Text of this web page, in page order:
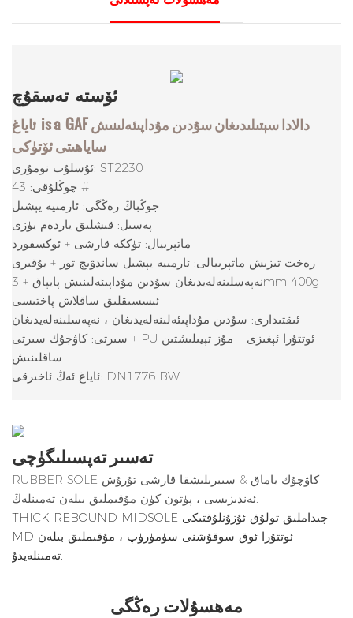
ئۆستە تەسقۇچ
is a GAF دالادا سېتىلىدىغان سۇدىن مۇداپىئەلىنىش
ئۇسلۇب نومۇرى: ST2230
چوڭلۇقى: 43 #
رەخت تىزىش ماتېرىيالى: ئارمىيە يېشىل ساندۋىچ تور + يۇقىرى
نەپەسلىنەلەيدىغان سۇدىن مۇداپىئەلىنىش پايپاق + 3mm 400g
سىرتى: كاۋچۇك سىرتى + PU ئوتتۇرا ئېغىزى + مۇز تېيىلىشتىن
ئاياغ ئەڭ ئاخىرقى: DN1776 BW
تەسىر تەپسىلىگۈچى
RUBBER SOLE كاۋچۇك ياماق & سىيرىلىشقا قارشى تۇرۇش
ئەندىزىسى ، پۈتۈن كۈن مۇقىملىق بىلەن تەمىنلەڭ.
THICK REBOUND MIDSOLE چىداملىق تولۇق ئۇزۇنلۇقتىكى
MD ئوتتۇرا ئوق سوقۇشنى سۈمۈرۈپ ، مۇقىملىق بىلەن
تەمىنلەيدۇ.
مەھسۇلات رەڭگى